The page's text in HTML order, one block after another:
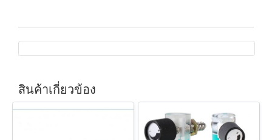
สินค้าเกี่ยวข้อง